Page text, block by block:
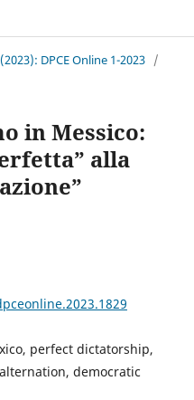
DPCE Online 1-2023 /
in Messico:
alla
perfect dictatorship,
democratic